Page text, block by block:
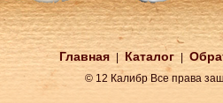
Главная Каталог
© 12 Калибр Все права